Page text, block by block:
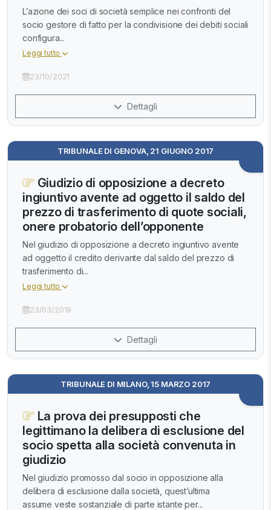
L’azione dei soci di società semplice nei confronti del
socio gestore di fatto per la condivisione dei debiti sociali
configura...
Leggi tutto
23/10/2021
Dettagli
TRIBUNALE DI GENOVA, 21 GIUGNO 2017
Giudizio di opposizione a decreto
ingiuntivo avente ad oggetto il saldo del
prezzo di trasferimento di quote sociali,
onere probatorio dell’opponente
Nel giudizio di opposizione a decreto ingiuntivo avente
ad oggetto il credito derivante dal saldo del prezzo di
trasferimento di...
Leggi tutto
23/03/2019
Dettagli
TRIBUNALE DI MILANO, 15 MARZO 2017
La prova dei presupposti che
legittimano la delibera di esclusione del
socio spetta alla società convenuta in
giudizio
Nel giudizio promosso dal socio in opposizione alla
delibera di esclusione dalla società, quest’ultima
assume veste sostanziale di parte istante per...